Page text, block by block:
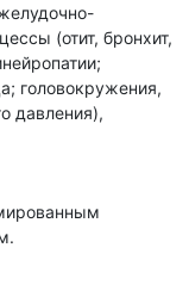
(отит, бронхит,
головокружения,
давления),